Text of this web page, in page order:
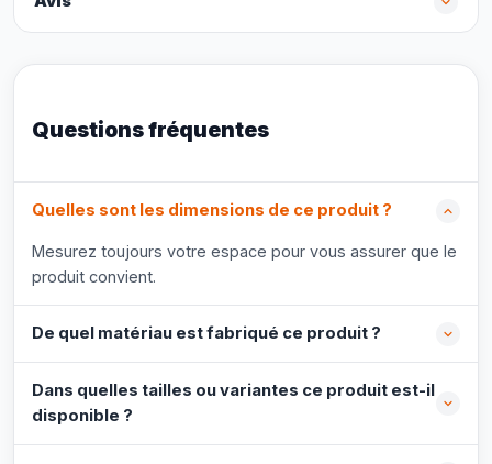
Questions fréquentes
Quelles sont les dimensions de ce produit ?
Mesurez toujours votre espace pour vous assurer que le
produit convient.
De quel matériau est fabriqué ce produit ?
Dans quelles tailles ou variantes ce produit est-il
disponible ?